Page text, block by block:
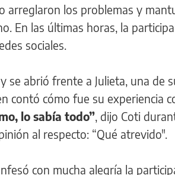
arreglaron los problemas y
En las últimas horas, la
sociales.
se abrió frente a Julieta, una de
contó cómo fue su experiencia
lo sabía todo” , dijo Coti
al respecto: “Qué atrevido".
con mucha alegría la